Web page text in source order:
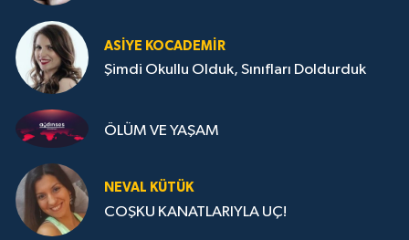
ASIYE KOCADEMİR
Şimdi Okullu Olduk, Sınıfları Doldurduk
ÖLÜM VE YAŞAM
NEVAL KÜTÜK
COŞKU KANATLARIYLA UÇ!